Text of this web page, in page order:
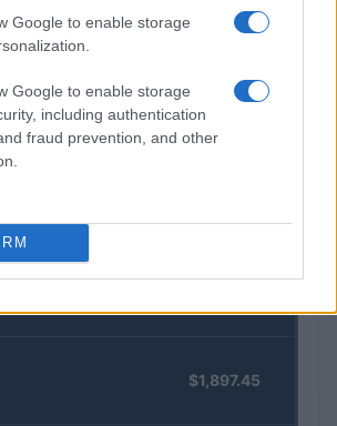
Google to enable storage
Google to enable storage
including authentication
fraud prevention, and other
tarjetas cripto: fees, cashback y seguridad
Precio
$1,897.45